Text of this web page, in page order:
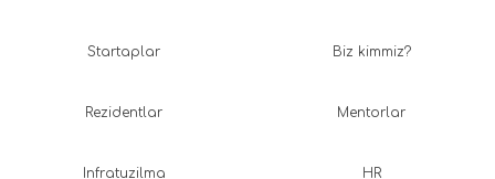
Startaplar
Rezidentlar
Infratuzilma
Biz kimmiz?
Mentorlar
HR